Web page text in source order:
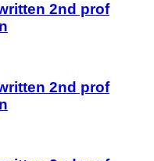
2nd prof
2nd prof